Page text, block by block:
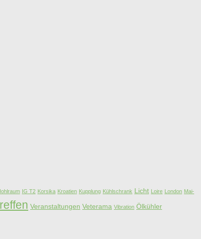
IG T2 Korsika Kroatien Kupplung Kühlschrank Licht Loire London Mai-
Veranstaltungen Veterama Vibration Ölkühler